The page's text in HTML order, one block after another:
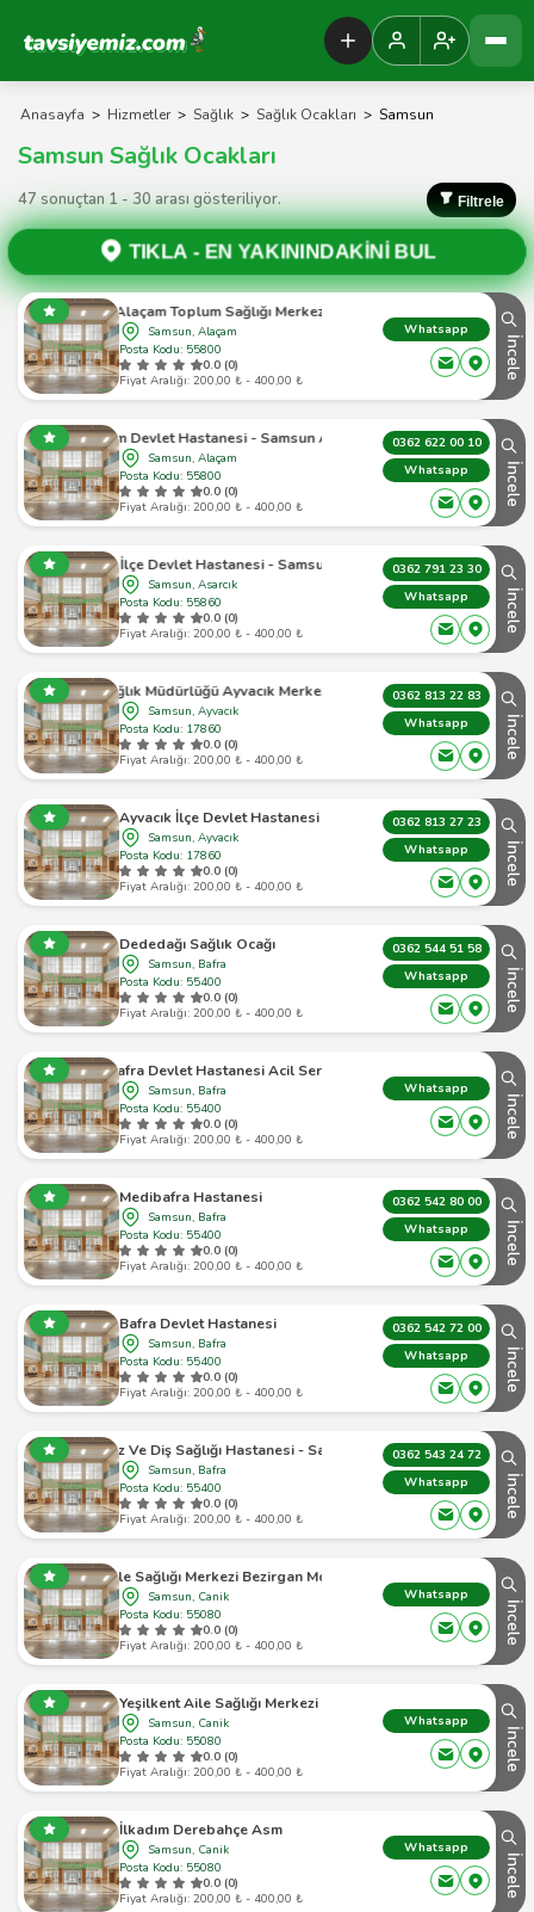
Tavsiyemiz Anasayfa
Anasayfa > Hizmetler > Sağlık > Sağlık Ocakları > Samsun
Samsun Sağlık Ocakları
47 sonuçtan 1 - 30 arası gösteriliyor. Filtrele
TIKLA -EN YAKININDAKİNİ BUL
Alaçam Toplum Sağlığı Merkezi
Samsun, Alaçam
Posta Kodu: 55800
0.0 (0)
Fiyat Aralığı: 200,00 ₺ - 400,00 ₺
Whatsapp
İncele
Alaçam Devlet Hastanesi - Samsun Alaçam - 1
Samsun, Alaçam
Posta Kodu: 55800
0.0 (0)
Fiyat Aralığı: 200,00 ₺ - 400,00 ₺
0362 622 00 10
Whatsapp
İncele
Asarcık İlçe Devlet Hastanesi - Samsun Asarcık - 1
Samsun, Asarcık
Posta Kodu: 55860
0.0 (0)
Fiyat Aralığı: 200,00 ₺ - 400,00 ₺
0362 791 23 30
Whatsapp
İncele
Müdürlüğü Ayvacık Merkez Aile Sağlığı Merkezi
Samsun, Ayvacık
Posta Kodu: 17860
0.0 (0)
Fiyat Aralığı: 200,00 ₺ - 400,00 ₺
0362 813 22 83
Whatsapp
İncele
Ayvacık İlçe Devlet Hastanesi
Samsun, Ayvacık
Posta Kodu: 17860
0.0 (0)
Fiyat Aralığı: 200,00 ₺ - 400,00 ₺
0362 813 27 23
Whatsapp
İncele
Dededağı Sağlık Ocağı
Samsun, Bafra
Posta Kodu: 55400
0.0 (0)
Fiyat Aralığı: 200,00 ₺ - 400,00 ₺
0362 544 51 58
Whatsapp
İncele
Bafra Devlet Hastanesi Acil Servis
Samsun, Bafra
Posta Kodu: 55400
0.0 (0)
Fiyat Aralığı: 200,00 ₺ - 400,00 ₺
Whatsapp
İncele
Medibafra Hastanesi
Samsun, Bafra
Posta Kodu: 55400
0.0 (0)
Fiyat Aralığı: 200,00 ₺ - 400,00 ₺
0362 542 80 00
Whatsapp
İncele
Bafra Devlet Hastanesi
Samsun, Bafra
Posta Kodu: 55400
0.0 (0)
Fiyat Aralığı: 200,00 ₺ - 400,00 ₺
0362 542 72 00
Whatsapp
İncele
Ağız Ve Diş Sağlığı Hastanesi - Samsun Bafra - 1
Samsun, Bafra
Posta Kodu: 55400
0.0 (0)
Fiyat Aralığı: 200,00 ₺ - 400,00 ₺
0362 543 24 72
Whatsapp
İncele
Aile Sağlığı Merkezi Bezirgan Mobil Hizmet Binası
Samsun, Canik
Posta Kodu: 55080
0.0 (0)
Fiyat Aralığı: 200,00 ₺ - 400,00 ₺
Whatsapp
İncele
Yeşilkent Aile Sağlığı Merkezi
Samsun, Canik
Posta Kodu: 55080
0.0 (0)
Fiyat Aralığı: 200,00 ₺ - 400,00 ₺
Whatsapp
İncele
İlkadım Derebahçe Asm
Samsun, Canik
Posta Kodu: 55080
0.0 (0)
Fiyat Aralığı: 200,00 ₺ - 400,00 ₺
Whatsapp
İncele